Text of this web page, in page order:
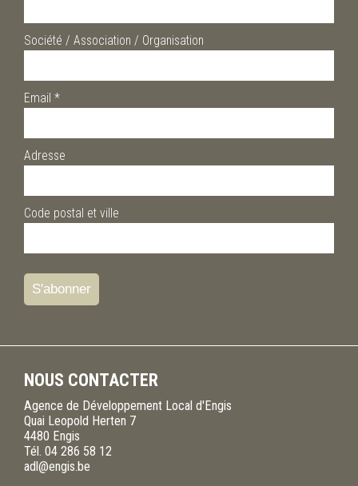
Société / Association / Organisation
Email *
Adresse
Code postal et ville
NOUS CONTACTER
Agence de Développement Local d'Engis
Quai Leopold Herten 7
4480 Engis
Tél. 04 286 58 12
adl@engis.be